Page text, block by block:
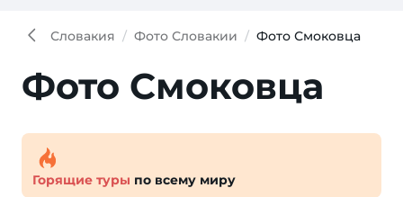
Словакия Фото Словакии Фото Смоковца
Фото Смоковца
Горящие туры по всему миру